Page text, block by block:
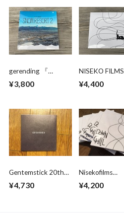
gerending 『
¥3,800
NISEKO FILMS
Focus-
¥4,400
Gentemstick 20th
¥4,730
Nisekofilms
¥4,200